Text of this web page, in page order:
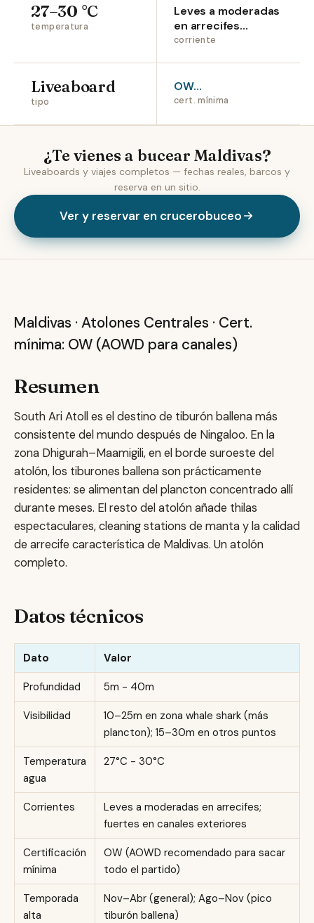
27–30 °C
temperatura
Leves a moderadas
en arrecifes…
corriente
Liveaboard
tipo
OW…
cert. mínima
¿Te vienes a bucear Maldivas?
Liveaboards y viajes completos — fechas reales, barcos y
reserva en un sitio.
Ver y reservar en crucerobuceo
Maldivas — South Ari Atoll
Maldivas · Atolones Centrales · Cert.
mínima: OW (AOWD para canales)
Resumen
South Ari Atoll es el destino de tiburón ballena más
consistente del mundo después de Ningaloo. En la
zona Dhigurah–Maamigili, en el borde suroeste del
atolón, los tiburones ballena son prácticamente
residentes: se alimentan del plancton concentrado allí
durante meses. El resto del atolón añade thilas
espectaculares, cleaning stations de manta y la calidad
de arrecife característica de Maldivas. Un atolón
completo.
Datos técnicos
Dato Valor
Profundidad 5m - 40m
Visibilidad
10–25m en zona whale shark (más
plancton); 15–30m en otros puntos
Temperatura
agua
27°C - 30°C
Corrientes
Leves a moderadas en arrecifes;
fuertes en canales exteriores
Certificación
mínima
OW (AOWD recomendado para sacar
todo el partido)
Temporada
alta
Nov–Abr (general); Ago–Nov (pico
tiburón ballena)